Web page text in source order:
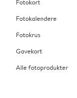
Fotokort
Fotokalendere
Fotokrus
Gavekort
Alle fotoprodukter